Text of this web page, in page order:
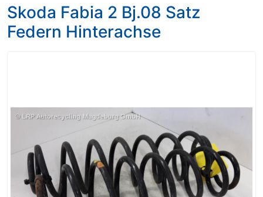
Skoda Fabia 2 Bj.08 Satz
Federn Hinterachse